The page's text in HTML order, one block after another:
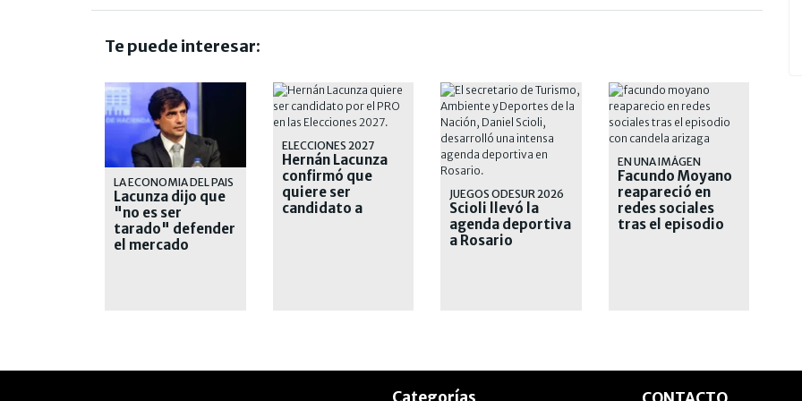
Te puede interesar:
LA ECONOMIA DEL PAIS
Lacunza dijo que
"no es ser
tarado" defender
el mercado
ELECCIONES 2027
Hernán Lacunza
confirmó que
quiere ser
candidato a
JUEGOS ODESUR 2026
Scioli llevó la
agenda deportiva
a Rosario
EN UNA IMÁGEN
Facundo Moyano
reapareció en
redes sociales
tras el episodio